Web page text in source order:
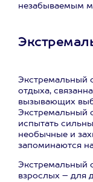
незабываемым
Экстремальный
отдыха,
вызывающих
Экстремальный
испытать
необычные и
запоминаются
Экстремальный
взрослых – для